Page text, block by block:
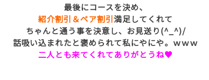
最後にコースを決め、
紹介割引＆ペア割引満足してくれて
ちゃんと通う事を決意し、お見送り(^_^)/
話吸い込まれたと褒められて私にやにや。ｗｗｗ
二人とも来てくれてありがとうね♥